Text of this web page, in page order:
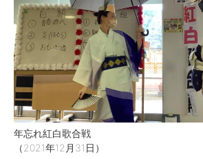
年忘れ紅白歌合戦
（2021年12月31日）